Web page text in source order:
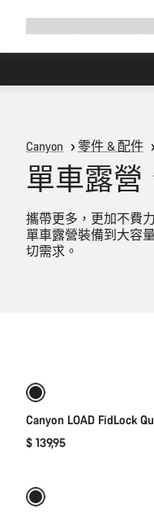
導
Canyon 零件 & 配件
單車露營
攜帶更多，更加不費
單車露營裝備到大容
切需求。
Canyon LOAD FidLock
$ 139,95